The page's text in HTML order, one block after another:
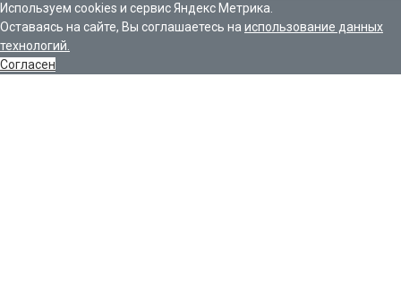
Используем cookies и сервис Яндекс Метрика.
Оставаясь на сайте, Вы соглашаетесь наиспользование данных
технологий.
Согласен